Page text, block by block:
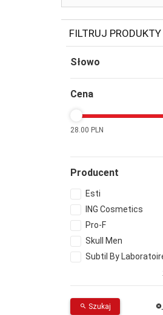
FILTRUJ PRODUKTY
Słowo
Cena
28.00 PLN
Producent
Esti
ING Cosmetics
Pro-F
Skull Men
Subtil By
Szukaj